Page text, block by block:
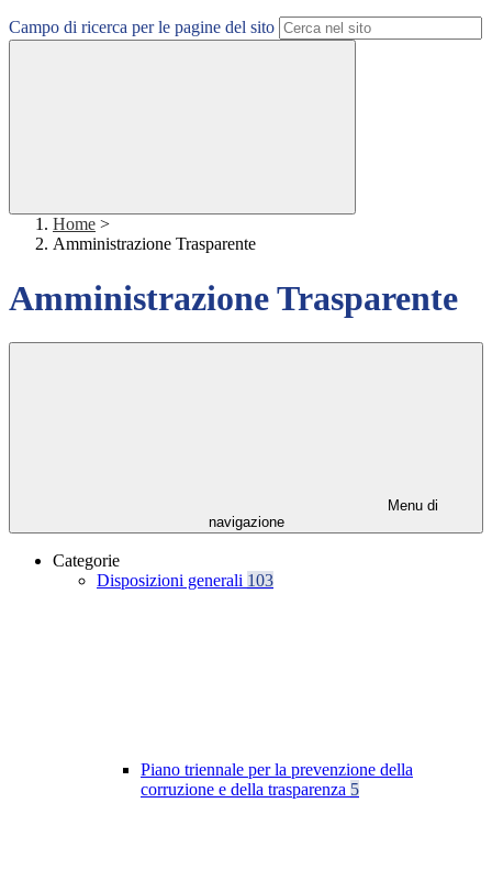
Campo di ricerca per le pagine del sito
Home >
Amministrazione Trasparente
Amministrazione Trasparente
Menu di
navigazione
Categorie
Disposizioni generali 103
Piano triennale per la prevenzione della
corruzione e della trasparenza 5